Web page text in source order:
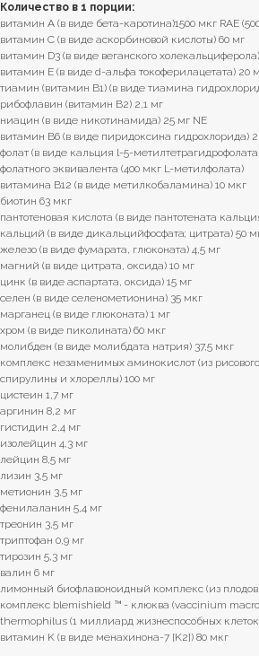
Количество в 1 порции:
витамин A (в виде бета-каротина)1500 мкг RAE
витамин C (в виде аскорбиновой кислоты) 60 мг
витамин D3 (в виде веганского
витамин E (в виде d-альфа токоферилацетата) 20
тиамин (витамин B1) (в виде тиамина
рибофлавин (витамин B2) 2,1 мг
ниацин (в виде никотинамида) 25 мг NE
витамин B6 (в виде пиридоксина гидрохлорида)
фолат (в виде кальция l-5-
фолатного эквивалента (400 мкг L-метилфолата)
витамина B12 (в виде метилкобаламина) 10 мкг
биотин 63 мкг
пантотеновая кислота (в виде пантотената
кальций (в виде дикальцийфосфата; цитрата) 50
железо (в виде фумарата, глюконата) 4,5 мг
магний (в виде цитрата, оксида) 10 мг
цинк (в виде аспартата, оксида) 15 мг
селен (в виде селенометионина) 35 мкг
марганец (в виде глюконата) 1 мг
хром (в виде пиколината) 60 мкг
молибден (в виде молибдата натрия) 37,5 мкг
комплекс незаменимых аминокислот (из
спирулины и хлореллы) 100 мг
цистеин 1,7 мг
аргинин 8,2 мг
гистидин 2,4 мг
изолейцин 4,3 мг
лейцин 8,5 мг
лизин 3,5 мг
метионин 3,5 мг
фенилаланин 5,4 мг
треонин 3,5 мг
триптофан 0,9 мг
тирозин 5,3 мг
валин 6 мг
лимонный биофлавоноидный комплекс (из
комплекс blemishield ™ - клюква (vaccinium
thermophilus (1 миллиард жизнеспособных
витамин K (в виде менахинона-7 [K2]) 80 мкг